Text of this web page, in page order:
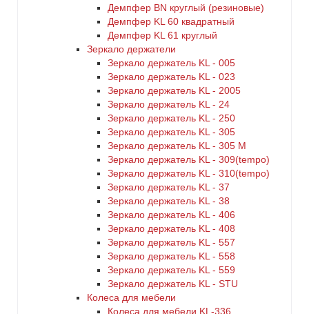
Демпфер BN круглый (резиновые)
Демпфер KL 60 квадратный
Демпфер KL 61 круглый
Зеркало держатели
Зеркало держатель KL - 005
Зеркало держатель KL - 023
Зеркало держатель KL - 2005
Зеркало держатель KL - 24
Зеркало держатель KL - 250
Зеркало держатель KL - 305
Зеркало держатель KL - 305 M
Зеркало держатель KL - 309(tempo)
Зеркало держатель KL - 310(tempo)
Зеркало держатель KL - 37
Зеркало держатель KL - 38
Зеркало держатель KL - 406
Зеркало держатель KL - 408
Зеркало держатель KL - 557
Зеркало держатель KL - 558
Зеркало держатель KL - 559
Зеркало держатель KL - STU
Колеса для мебели
Колеса для мебели KL-336